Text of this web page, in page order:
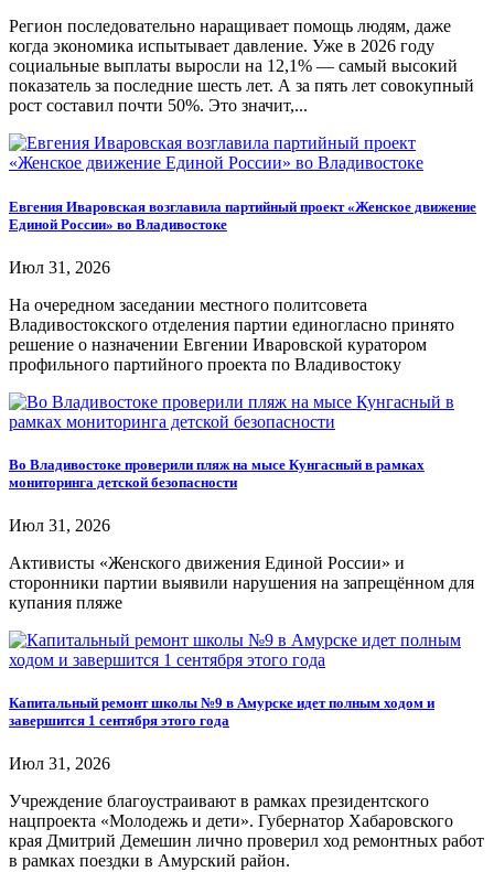
Регион последовательно наращивает помощь людям, даже
когда экономика испытывает давление. Уже в 2026 году
социальные выплаты выросли на 12,1% — самый высокий
показатель за последние шесть лет. А за пять лет совокупный
рост составил почти 50%. Это значит,...
Евгения Иваровская возглавила партийный проект «Женское движение
Единой России» во Владивостоке
Июл 31, 2026
На очередном заседании местного политсовета
Владивостокского отделения партии единогласно принято
решение о назначении Евгении Иваровской куратором
профильного партийного проекта по Владивостоку
Во Владивостоке проверили пляж на мысе Кунгасный в рамках
мониторинга детской безопасности
Июл 31, 2026
Активисты «Женского движения Единой России» и
сторонники партии выявили нарушения на запрещённом для
купания пляже
Капитальный ремонт школы №9 в Амурске идет полным ходом и
завершится 1 сентября этого года
Июл 31, 2026
Учреждение благоустраивают в рамках президентского
нацпроекта «Молодежь и дети». Губернатор Хабаровского
края Дмитрий Демешин лично проверил ход ремонтных работ
в рамках поездки в Амурский район.